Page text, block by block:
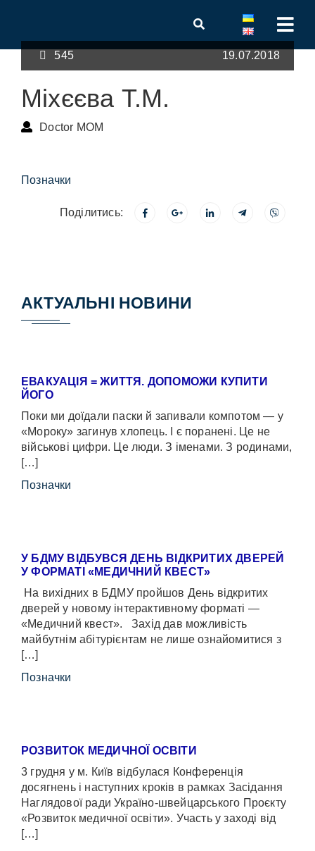
545 19.07.2018
Міхєєва Т.М.
Doctor MOM
Позначки
Поділитись:
АКТУАЛЬНІ НОВИНИ
ЕВАКУАЦІЯ = ЖИТТЯ. ДОПОМОЖИ КУПИТИ
ЙОГО
Поки ми доїдали паски й запивали компотом — у
«Мороку» загинув хлопець. І є поранені. Це не
військові цифри. Це люди. З іменами. З родинами,
[…]
Позначки
У БДМУ ВІДБУВСЯ ДЕНЬ ВІДКРИТИХ ДВЕРЕЙ
У ФОРМАТІ «МЕДИЧНИЙ КВЕСТ»
На вихідних в БДМУ пройшов День відкритих
дверей у новому інтерактивному форматі —
«Медичний квест». Захід дав можливість
майбутнім абітурієнтам не лише ознайомитися з
[…]
Позначки
РОЗВИТОК МЕДИЧНОЇ ОСВІТИ
3 грудня у м. Київ відбулася Конференція
досягнень і наступних кроків в рамках Засідання
Наглядової ради Україно-швейцарського Проєкту
«Розвиток медичної освіти». Участь у заході від
[…]